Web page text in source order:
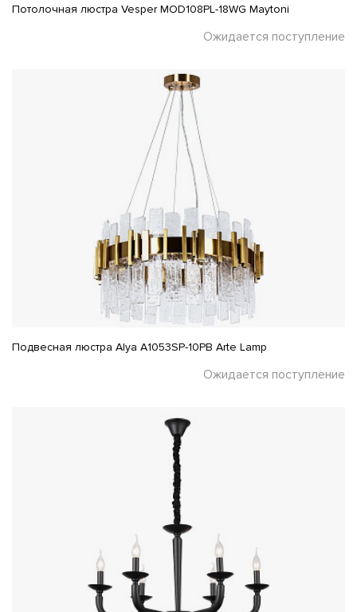
Потолочная люстра Vesper MOD108PL-18WG Maytoni
Ожидается поступление
Подвесная люстра Alya A1053SP-10PB Arte Lamp
Ожидается поступление